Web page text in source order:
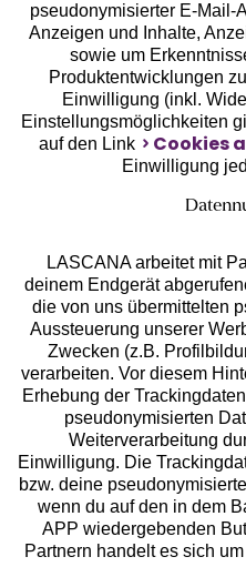
Unsere Apps
Services
Beratung
Über uns
Rechtliches
pseudonymisierter E-Mail-
Anzeigen und Inhalte,
sowie um
Produktentwicklungen
Einwilligung (inkl.
Einstellungsmöglichkeiten
auf den Link
Cookies
Einwilligung
LASCANA arbeitet mit
deinem Endgerät
die von uns übermittelten
Aussteuerung unserer
Zwecken (z.B.
verarbeiten. Vor diesem
Erhebung der
pseudonymisierten
Weiterverarbeitung
Einwilligung. Die
bzw. deine
wenn du auf den in dem
APP wiedergebenden
Partnern handelt es sich